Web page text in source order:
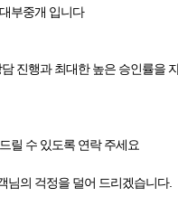
부중개 입니다
진행과 최대한 높은 승인률을
릴 수 있도록 연락 주세요
님의 걱정을 덜어 드리겠습니다.